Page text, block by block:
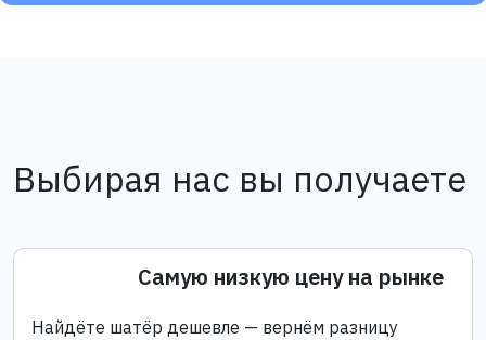
Выбирая нас вы получаете
Самую низкую цену на рынке
Найдёте шатёр дешевле — вернём разницу